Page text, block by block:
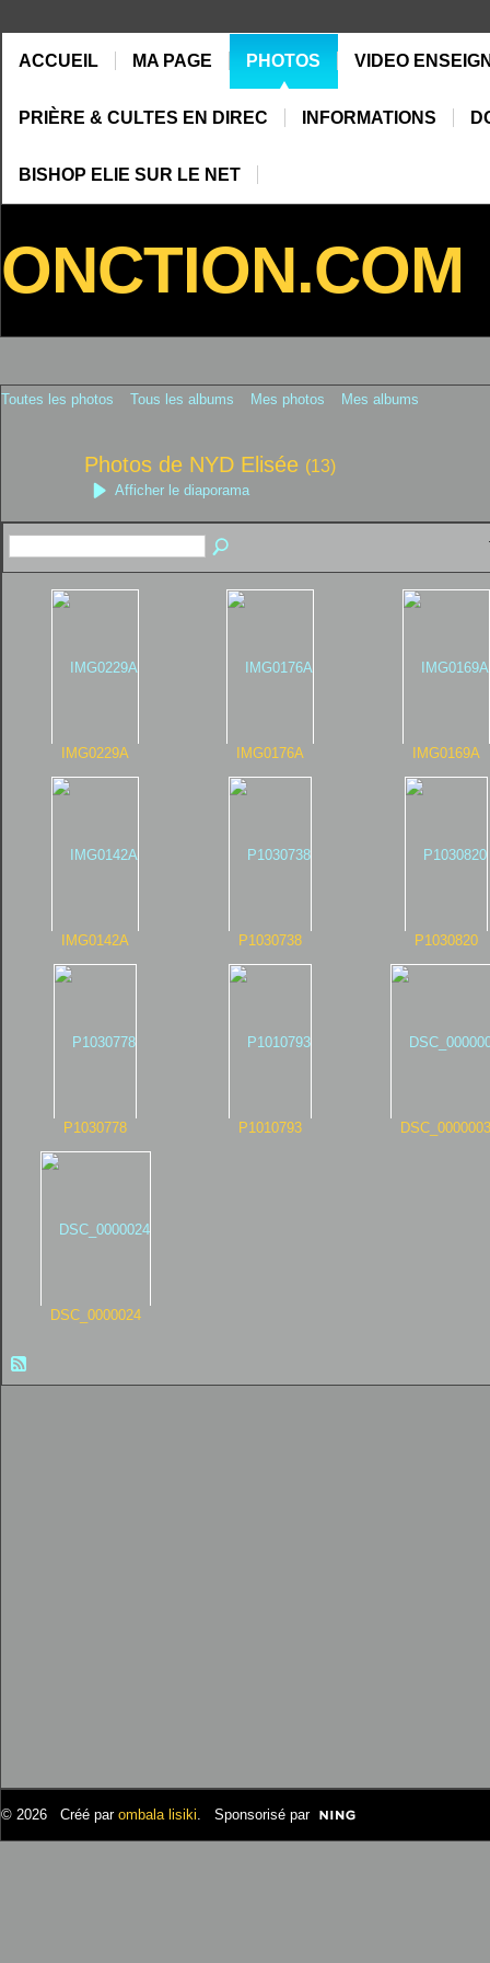
ACCUEIL MA PAGE PHOTOS VIDEO
PRIÈRE & CULTES EN DIREC INFORMATIONS
BISHOP ELIE SUR LE NET
ONCTION.COM
Toutes les photos Tous les albums Mes photos Mes albums
Photos de NYD Elisée (13)
Afficher le diaporama
IMG0229A IMG0176A IMG0169A
IMG0142A P1030738 P1030820
P1030778 P1010793
DSC_0000024
© 2026 Créé par ombala lisiki. Sponsorisé par